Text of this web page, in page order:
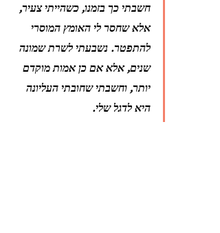
חשבתי כך בזמנו, כשהייתי צעיר,
אלא שחסר לי האומץ המוסרי
להתפטר. נשבעתי לשרת שמונה
שנים, אלא אם כן אמות מוקדם
יותר, וחשבתי שחובתי העליונה
היא לדגל שלי.